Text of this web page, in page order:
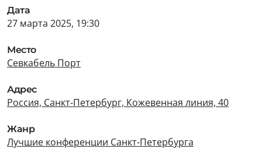
Дата
27 марта 2025, 19:30
Место
Севкабель Порт
Адрес
Россия, Санкт-Петербург, Кожевенная линия, 40
Жанр
Лучшие конференции Санкт-Петербурга